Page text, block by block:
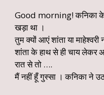
Good morning! कनिका
खड़ा था ।
तुम क्यों आएं शांता या माहेश्वरी
शांता के हाथ से ही चाय लेकर
रात से तो ….
मैं नहीं हूँ गुस्सा । कनिका ने